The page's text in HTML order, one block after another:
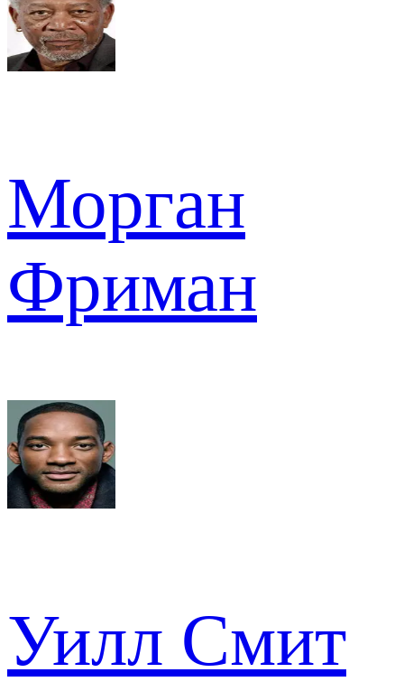
Морган
Фриман
Уилл Смит